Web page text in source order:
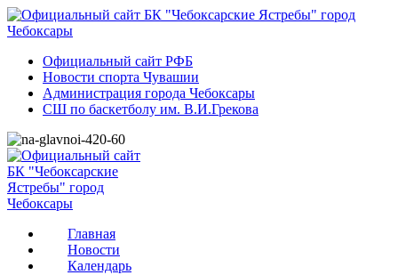
Официальный сайт РФБ
Новости спорта Чувашии
Администрация города Чебоксары
СШ по баскетболу им. В.И.Грекова
Главная
Новости
Календарь